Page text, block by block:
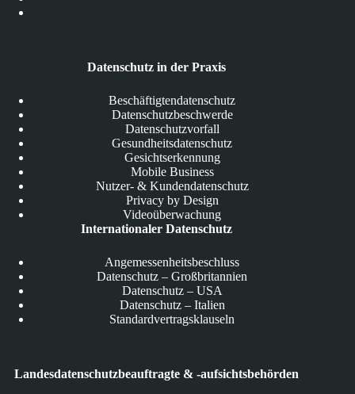
Datenschutz in der Praxis
Beschäftigtendatenschutz
Datenschutzbeschwerde
Datenschutzvorfall
Gesundheitsdatenschutz
Gesichtserkennung
Mobile Business
Nutzer- & Kundendatenschutz
Privacy by Design
Videoüberwachung
Internationaler Datenschutz
Angemessenheitsbeschluss
Datenschutz – Großbritannien
Datenschutz – USA
Datenschutz – Italien
Standardvertragsklauseln
Landesdatenschutzbeauftragte & -aufsichtsbehörden